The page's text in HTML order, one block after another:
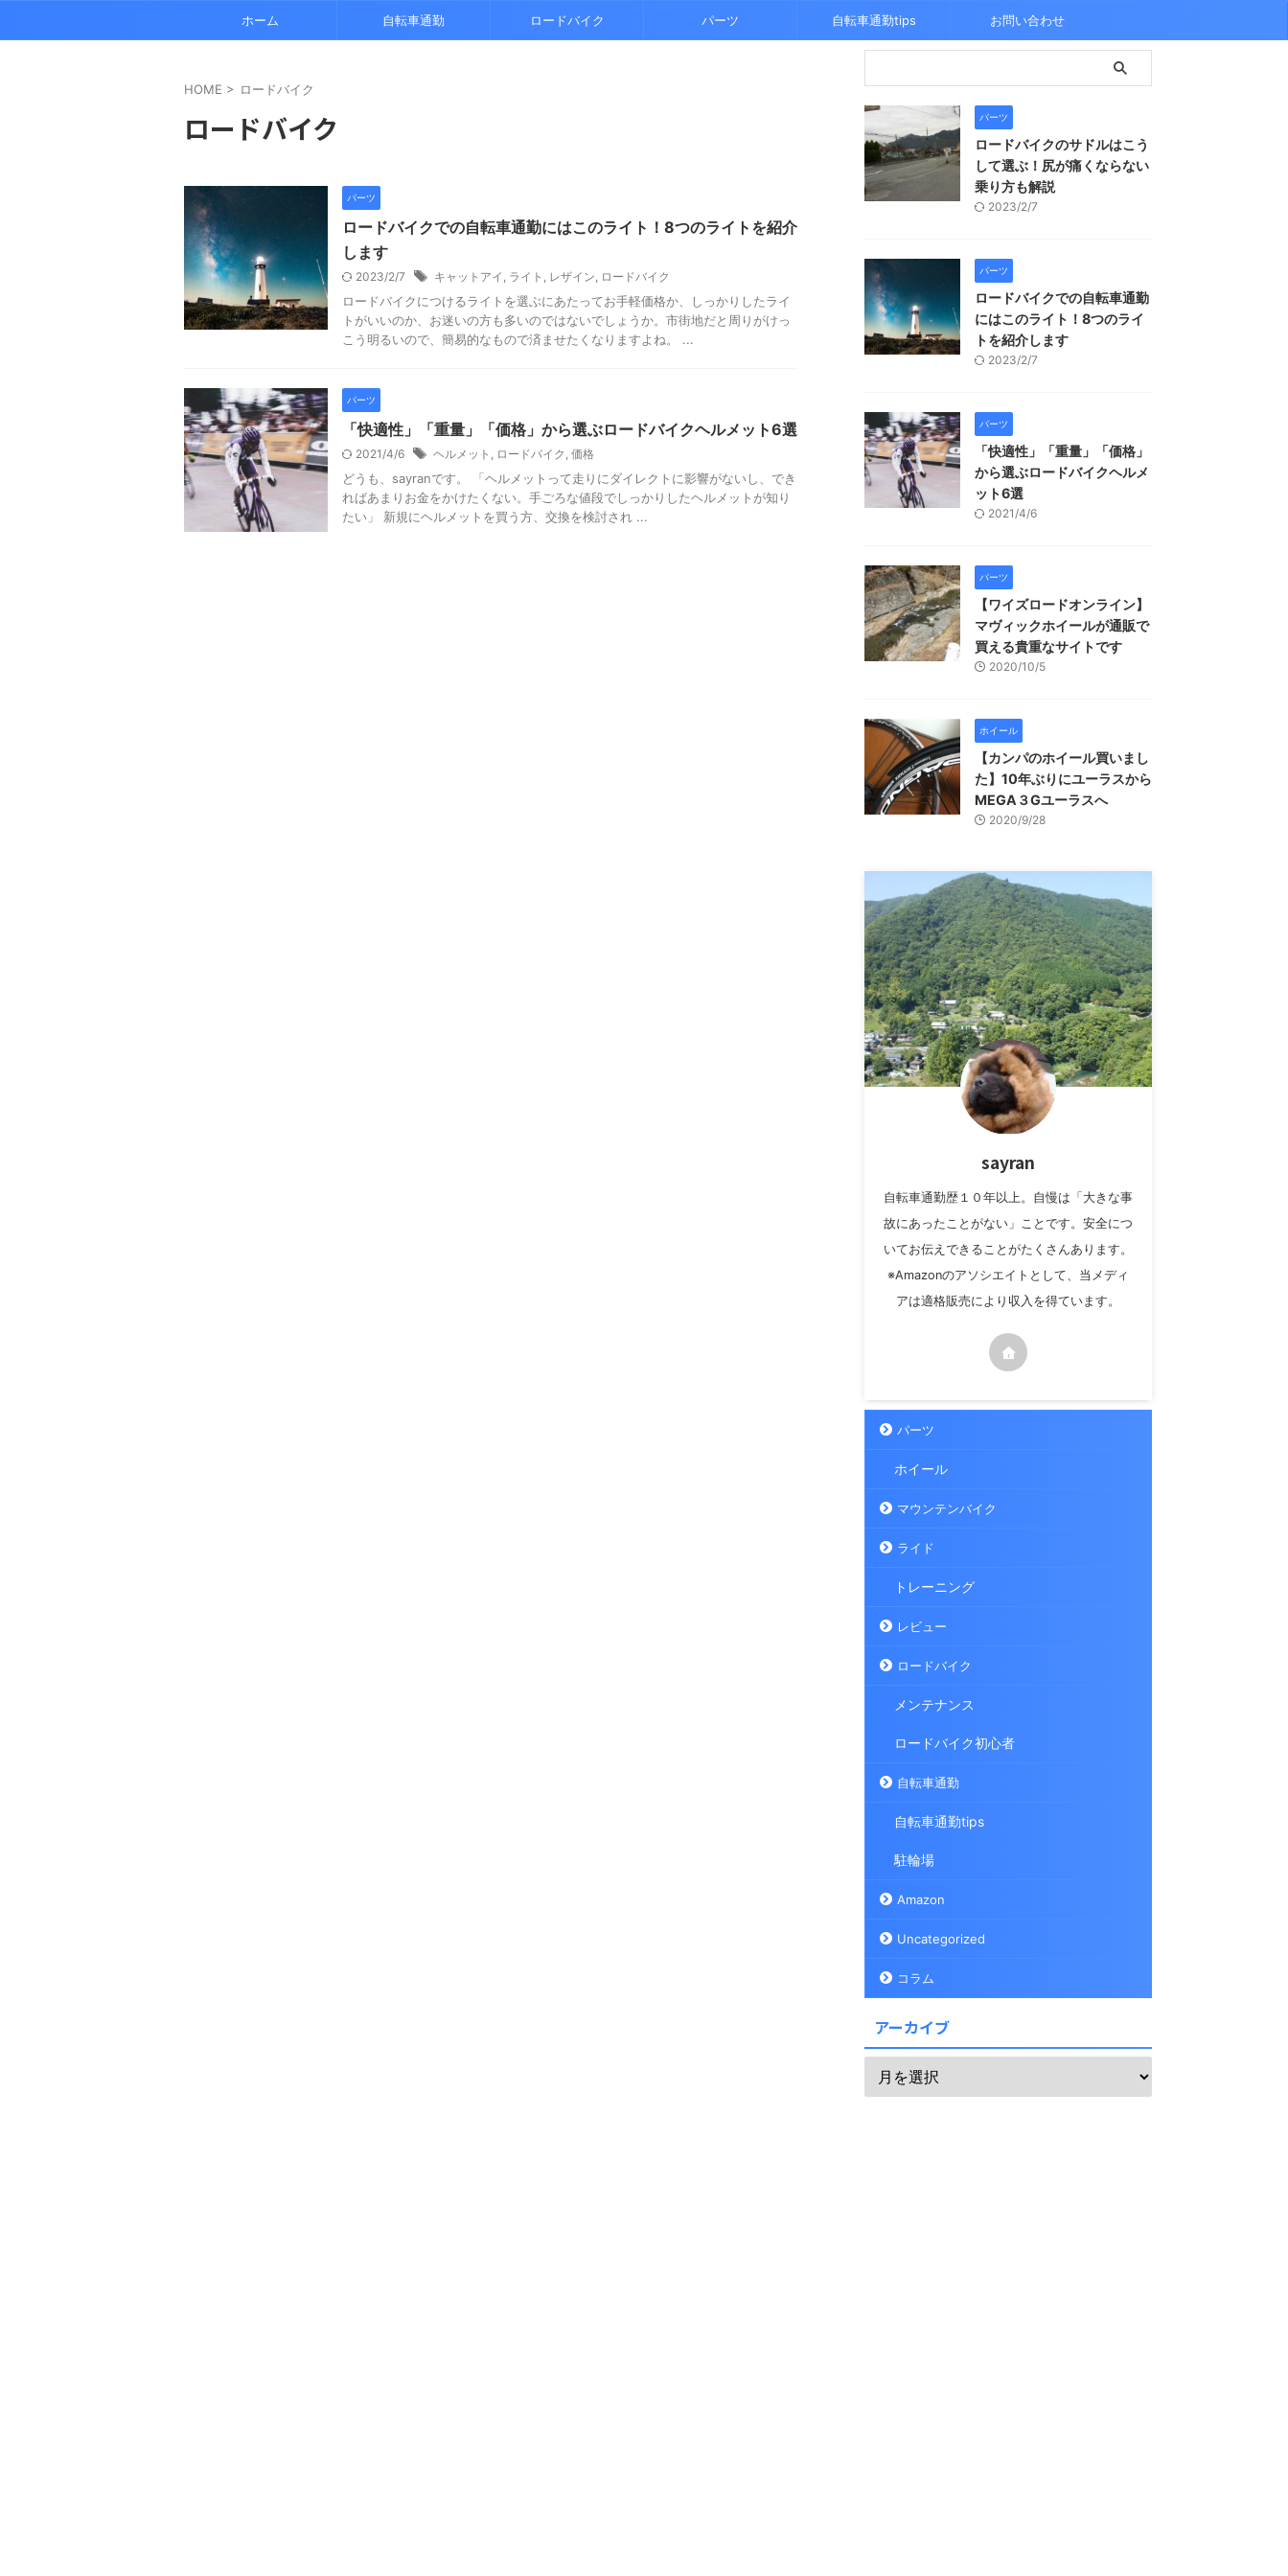
ホーム 自転車通勤 ロードバイク パーツ 自転車通勤tips お問い合わせ
HOME > ロードバイク
ロードバイク
パーツ
ロードバイクでの自転車通勤にはこのライト！8つのライトを紹介
します
2023/2/7 キャットアイ , ライト , レザイン, ロードバイク
ロードバイクにつけるライトを選ぶにあたってお手軽価格か、しっかりしたライ
トがいいのか、お迷いの方も多いのではないでしょうか。市街地だと周りがけっ
こう明るいので、簡易的なもので済ませたくなりますよね。 ...
パーツ
「快適性」「重量」「価格」から選ぶロードバイクヘルメット6選
2021/4/6 ヘルメット , ロードバイク , 価格
どうも、sayranです。 「ヘルメットって走りにダイレクトに影響がないし、でき
ればあまりお金をかけたくない。手ごろな値段でしっかりしたヘルメットが知り
たい」 新規にヘルメットを買う方、交換を検討され ...
パーツ
ロードバイクのサドルはこう
して選ぶ！尻が痛くならない
乗り方も解説
2023/2/7
パーツ
ロードバイクでの自転車通勤
にはこのライト！8つのライ
トを紹介します
2023/2/7
パーツ
「快適性」「重量」「価格」
から選ぶロードバイクヘルメ
ット6選
2021/4/6
パーツ
【ワイズロードオンライン】
マヴィックホイールが通販で
買える貴重なサイトです
2020/10/5
ホイール
【カンパのホイール買いまし
た】10年ぶりにユーラスから
MEGA３Gユーラスへ
2020/9/28
sayran
自転車通勤歴１０年以上。自慢は「大きな事
故にあったことがない」ことです。安全につ
いてお伝えできることがたくさんあります。
※Amazonのアソシエイトとして、当メディ
アは適格販売により収入を得ています。
パーツ
ホイール
マウンテンバイク
ライド
トレーニング
レビュー
ロードバイク
メンテナンス
ロードバイク初心者
自転車通勤
自転車通勤tips
駐輪場
Amazon
Uncategorized
コラム
アーカイブ